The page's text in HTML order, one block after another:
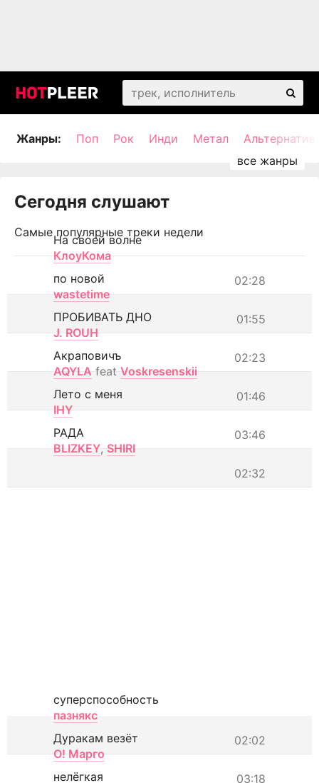
Жанры: Поп Рок Инди Метал
Сегодня слушают
Самые популярные треки недели
На своей волне
КлоуКома
02:28
по новой
wastetime
01:55
ПРОБИВАТЬ ДНО
J. ROUH
02:23
Акраповичъ
AQYLA feat Voskresenskii
01:46
Лето с меня
IHY
03:46
РАДА
BLIZKEY, SHIRI
02:32
суперспособность
пазнякс
02:02
Дуракам везёт
О! Марго
03:18
нелёгкая